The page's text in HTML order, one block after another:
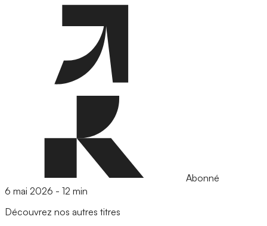
Abonné
6 mai 2026 - 12 min
Découvrez nos autres titres